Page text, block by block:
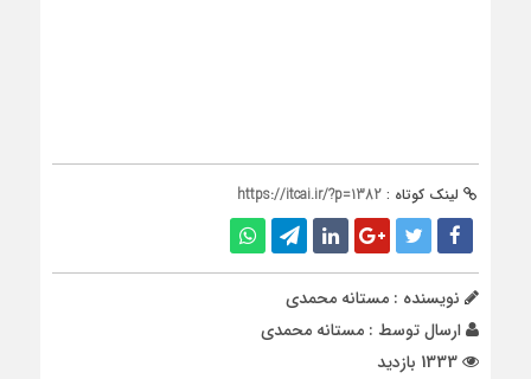
لینک کوتاه : https://itcai.ir/?p=1382
نویسنده : مستانه محمدی
ارسال توسط : مستانه محمدی